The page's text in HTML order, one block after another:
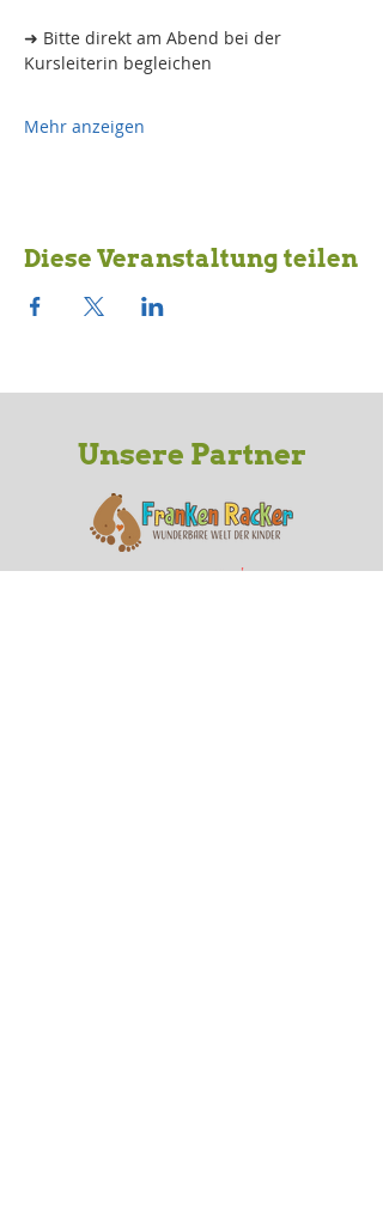
➜ Bitte direkt am Abend bei der
Kursleiterin begleichen
Mehr anzeigen
Diese Veranstaltung teilen
Unsere Partner